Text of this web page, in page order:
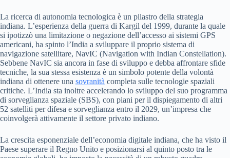
La ricerca di autonomia tecnologica è un pilastro della strategia
indiana. L’esperienza della guerra di Kargil del 1999, durante la quale
si ipotizzò una limitazione o negazione dell’accesso ai sistemi GPS
americani, ha spinto l’India a sviluppare il proprio sistema di
navigazione satellitare, NavIC (Navigation with Indian Constellation).
Sebbene NavIC sia ancora in fase di sviluppo e debba affrontare sfide
tecniche, la sua stessa esistenza è un simbolo potente della volontà
indiana di ottenere una sovranità completa sulle tecnologie spaziali
critiche. L’India sta inoltre accelerando lo sviluppo del suo programma
di sorveglianza spaziale (SBS), con piani per il dispiegamento di altri
52 satelliti per difesa e sorveglianza entro il 2029, un’impresa che
coinvolgerà attivamente il settore privato indiano.
La crescita esponenziale dell’economia digitale indiana, che ha visto il
Paese superare il Regno Unito e posizionarsi al quinto posto tra le